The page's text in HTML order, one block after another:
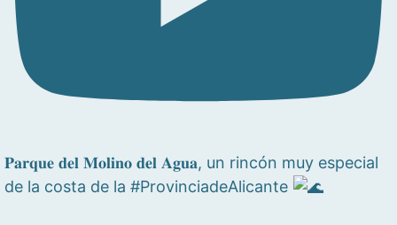
𝐏𝐚𝐫𝐪𝐮𝐞 𝐝𝐞𝐥 𝐌𝐨𝐥𝐢𝐧𝐨 𝐝𝐞𝐥 𝐀𝐠𝐮𝐚, un rincón muy especial
de la costa de la #ProvinciadeAlicante